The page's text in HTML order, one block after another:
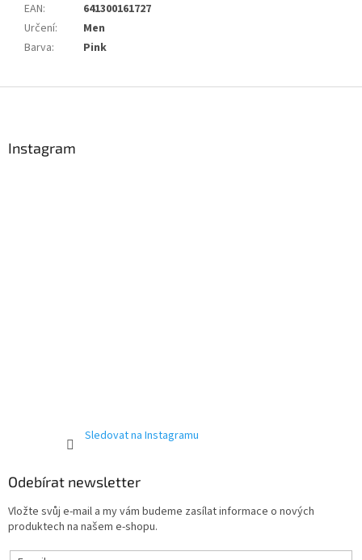
EAN:
641300161727
Určení:
Men
Barva: Pink
Instagram
Sledovat na Instagramu
Odebírat newsletter
Vložte svůj e-mail a my vám budeme zasílat informace o nových
produktech na našem e-shopu.